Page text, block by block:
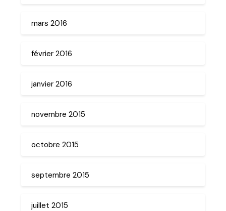
mars 2016
février 2016
janvier 2016
novembre 2015
octobre 2015
septembre 2015
juillet 2015